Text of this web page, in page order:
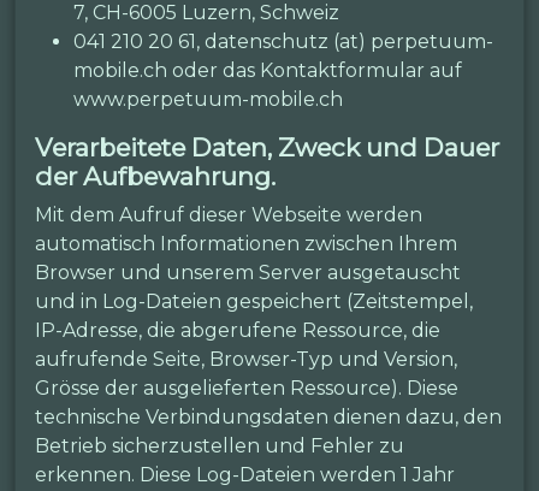
7, CH-6005 Luzern, Schweiz
041 210 20 61, datenschutz (at) perpetuum-
mobile.ch oder das Kontaktformular auf
www.perpetuum-mobile.ch
Verarbeitete Daten, Zweck und Dauer
der Aufbewahrung.
Mit dem Aufruf dieser Webseite werden
automatisch Informationen zwischen Ihrem
Browser und unserem Server ausgetauscht
und in Log-Dateien gespeichert (Zeitstempel,
IP-Adresse, die abgerufene Ressource, die
aufrufende Seite, Browser-Typ und Version,
Grösse der ausgelieferten Ressource). Diese
technische Verbindungsdaten dienen dazu, den
Betrieb sicherzustellen und Fehler zu
erkennen. Diese Log-Dateien werden 1 Jahr